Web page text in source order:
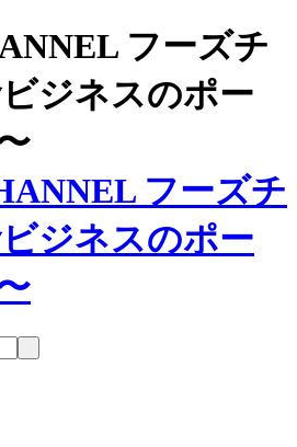
フーズチ
ジネスのポー